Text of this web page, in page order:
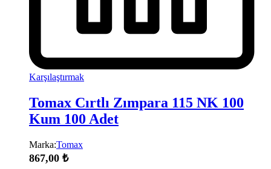
Karşılaştırmak
Tomax Cırtlı Zımpara 115 NK 100
Kum 100 Adet
Marka:Tomax
867,00 ₺